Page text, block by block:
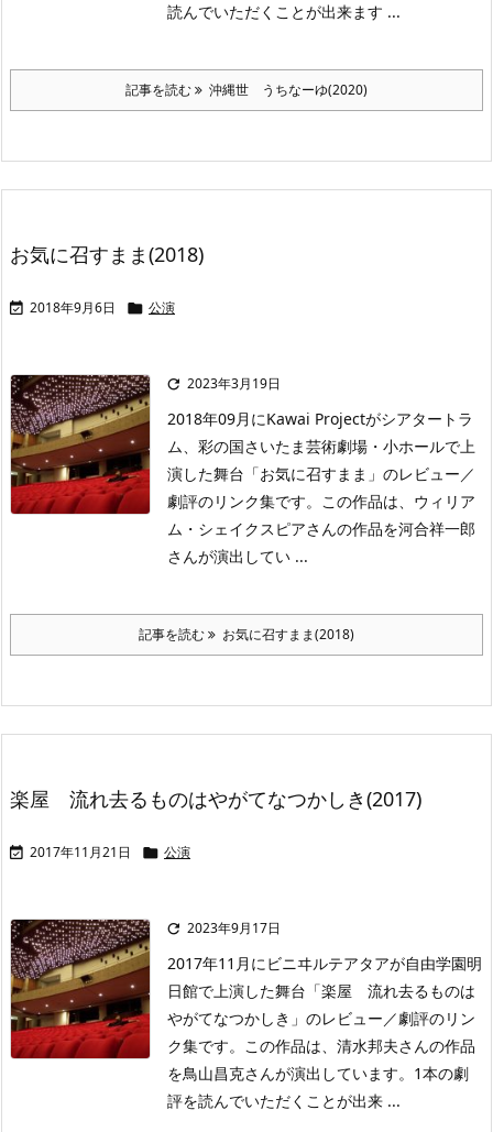
読んでいただくことが出来ます ...
記事を読む 沖縄世 うちなーゆ(2020)
お気に召すまま(2018)
 2018年9月6日  公演
 2023年3月19日
2018年09月にKawai Projectがシアタートラ
ム、彩の国さいたま芸術劇場・小ホールで上
演した舞台「お気に召すまま」のレビュー／
劇評のリンク集です。この作品は、ウィリア
ム・シェイクスピアさんの作品を河合祥一郎
さんが演出してい ...
記事を読む お気に召すまま(2018)
楽屋 流れ去るものはやがてなつかしき(2017)
 2017年11月21日  公演
 2023年9月17日
2017年11月にビニヰルテアタアが自由学園明
日館で上演した舞台「楽屋 流れ去るものは
やがてなつかしき」のレビュー／劇評のリン
ク集です。この作品は、清水邦夫さんの作品
を鳥山昌克さんが演出しています。1本の劇
評を読んでいただくことが出来 ...